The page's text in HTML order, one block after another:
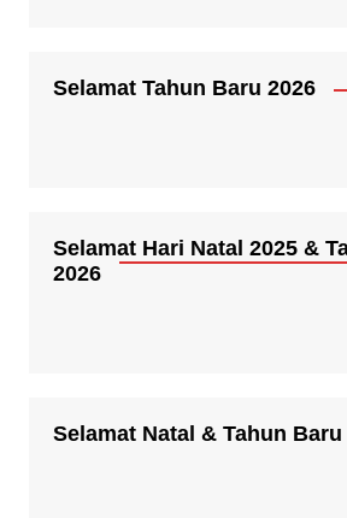
Selamat Tahun Baru 2026
Selamat Hari Natal 2025 &
2026
Selamat Natal & Tahun Baru